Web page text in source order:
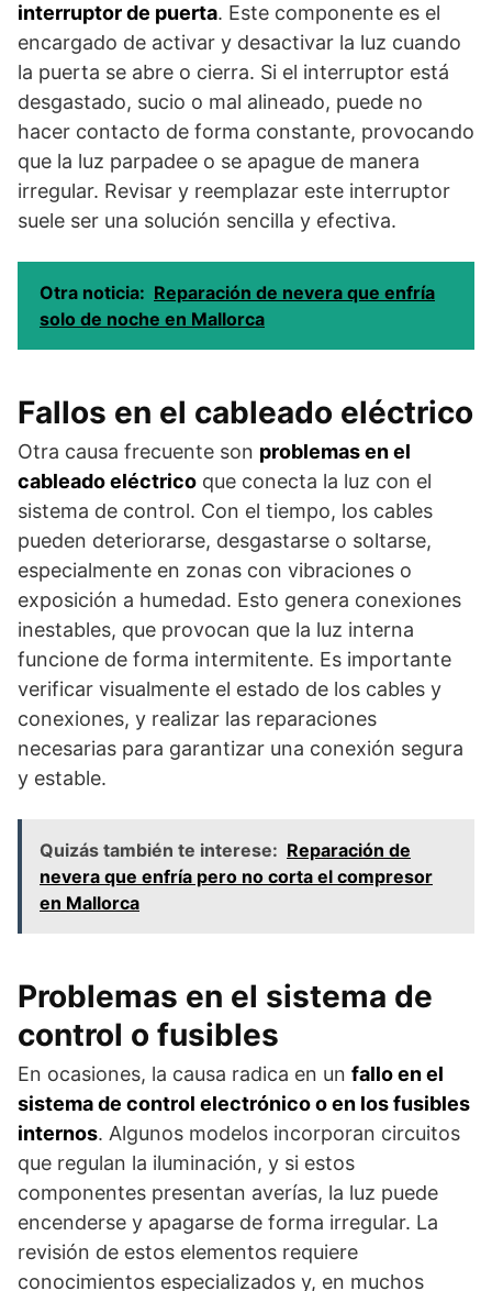
interruptor de puerta. Este componente es el
encargado de activar y desactivar la luz cuando
la puerta se abre o cierra. Si el interruptor está
desgastado, sucio o mal alineado, puede no
hacer contacto de forma constante, provocando
que la luz parpadee o se apague de manera
irregular. Revisar y reemplazar este interruptor
suele ser una solución sencilla y efectiva.
Otra noticia: Reparación de nevera que enfría
solo de noche en Mallorca
Fallos en el cableado eléctrico
Otra causa frecuente son problemas en el
cableado eléctrico que conecta la luz con el
sistema de control. Con el tiempo, los cables
pueden deteriorarse, desgastarse o soltarse,
especialmente en zonas con vibraciones o
exposición a humedad. Esto genera conexiones
inestables, que provocan que la luz interna
funcione de forma intermitente. Es importante
verificar visualmente el estado de los cables y
conexiones, y realizar las reparaciones
necesarias para garantizar una conexión segura
y estable.
Quizás también te interese: Reparación de
nevera que enfría pero no corta el compresor
en Mallorca
Problemas en el sistema de
control o fusibles
En ocasiones, la causa radica en un fallo en el
sistema de control electrónico o en los fusibles
internos. Algunos modelos incorporan circuitos
que regulan la iluminación, y si estos
componentes presentan averías, la luz puede
encenderse y apagarse de forma irregular. La
revisión de estos elementos requiere
conocimientos especializados y, en muchos